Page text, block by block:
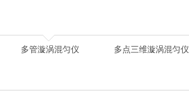
多管漩涡混匀仪 多点三维漩涡混匀仪